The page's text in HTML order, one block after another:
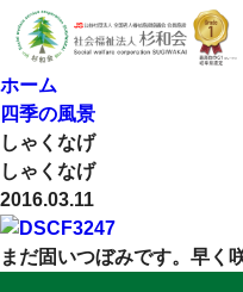
ホーム
四季の風景
しゃくなげ
しゃくなげ
2016.03.11
まだ固いつぼみです。早く